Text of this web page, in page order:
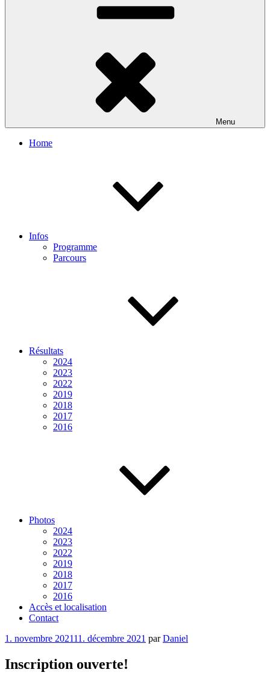
Menu
Home
Infos
Programme
Parcours
Résultats
2024
2023
2022
2019
2018
2017
2016
Photos
2024
2023
2022
2019
2018
2017
2016
Accès et localisation
Contact
Publié
1. novembre 202111. décembre 2021 parDaniel
Inscription ouverte!